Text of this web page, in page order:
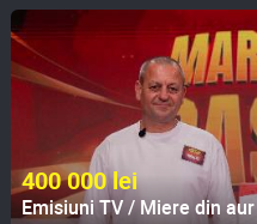
400 000 lei
Emisiuni TV / Miere din aur